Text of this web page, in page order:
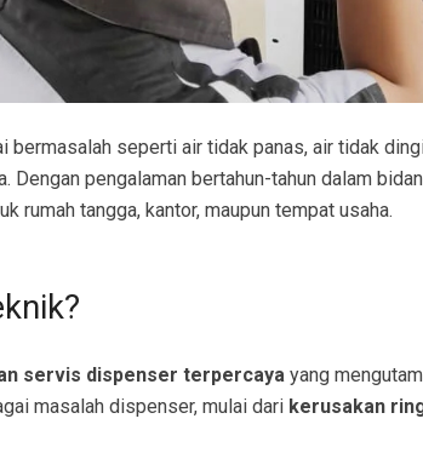
bermasalah seperti air tidak panas, air tidak
pengalaman bertahun-tahun dalam
rumah tangga, kantor, maupun tempat usaha.
servis dispenser terpercaya yang
masalah dispenser, mulai dari kerusakan